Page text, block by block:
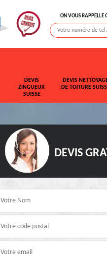
ON VOUS RAPPELLE
DEVIS
ZINGUEUR
SUISSE
DEVIS
DE TOITURE
Rehaussement de
DEVIS